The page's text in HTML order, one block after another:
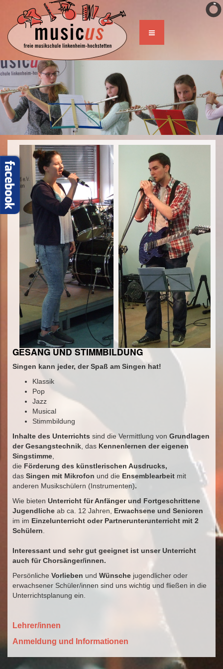
GESANG UND STIMMBILDUNG
Singen kann jeder, der Spaß am Singen hat!
Klassik
Pop
Jazz
Musical
Stimmbildung
Inhalte des Unterrichts sind die Vermittlung von Grundlagen
der Gesangstechnik, das Kennenlernen der eigenen
Singstimme,
die Förderung des künstlerischen Ausdrucks,
das Singen mit Mikrofon und die Ensemblearbeit mit
anderen Musikschülern (Instrumenten).
Wie bieten Unterricht für Anfänger und Fortgeschrittene
Jugendliche ab ca. 12 Jahren, Erwachsene und Senioren
im im Einzelunterricht oder Partnerunterunterricht mit 2
Schülern.
Interessant und sehr gut geeignet ist unser Unterricht
auch für Chorsänger/innen.
Persönliche Vorlieben und Wünsche jugendlicher oder
erwachsener Schüler/innen sind uns wichtig und fließen in die
Unterrichtsplanung ein.
Lehrer/innen
Anmeldung und Informationen